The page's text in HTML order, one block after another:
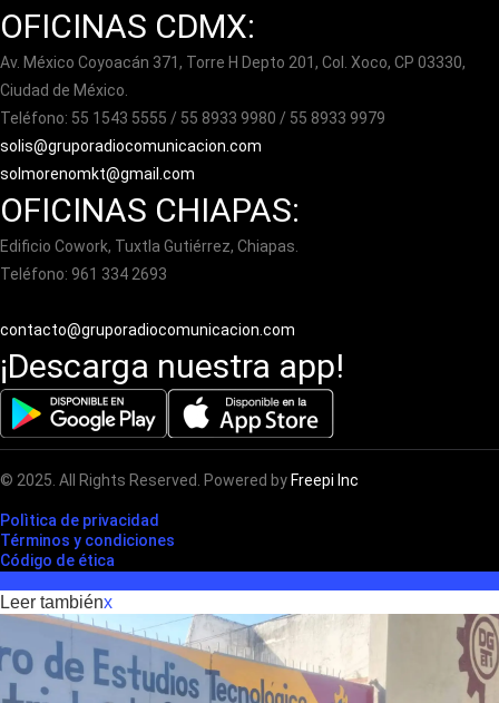
OFICINAS CDMX:
Av. México Coyoacán 371, Torre H Depto 201, Col. Xoco, CP 03330,
Ciudad de México.
Teléfono: 55 1543 5555 / 55 8933 9980 / 55 8933 9979
solis@gruporadiocomunicacion.com
solmorenomkt@gmail.com
OFICINAS CHIAPAS:
Edificio Cowork, Tuxtla Gutiérrez, Chiapas.
Teléfono: 961 334 2693
contacto@gruporadiocomunicacion.com
¡Descarga nuestra app!
© 2025. All Rights Reserved. Powered by Freepi Inc
Polìtica de privacidad
Términos y condiciones
Código de ética
Leer tambiénx